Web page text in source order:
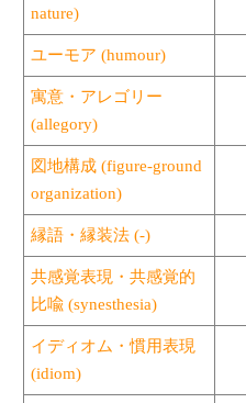
nature)
ユーモア (humour)
寓意・アレゴリー
(allegory)
図地構成 (figure-ground
organization)
縁語・縁装法 (-)
共感覚表現・共感覚的
比喩 (synesthesia)
イディオム・慣用表現
(idiom)